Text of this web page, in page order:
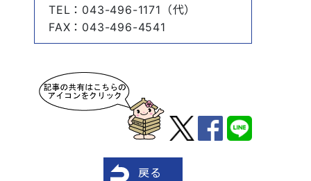
TEL ：043-496-1171（代）
FAX ：043-496-4541
戻る